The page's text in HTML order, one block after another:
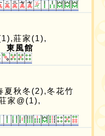
莊家(1),
風館
夏秋冬(2),冬花竹
家@(1),